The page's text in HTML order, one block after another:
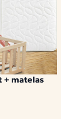
+ matelas